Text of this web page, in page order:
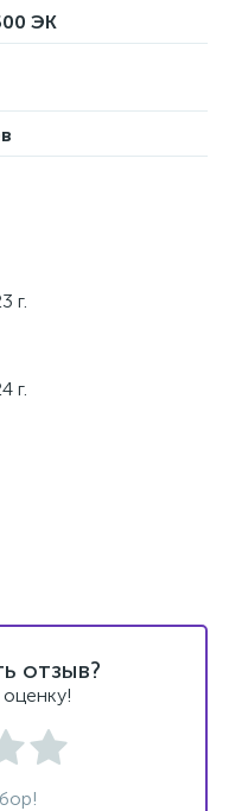
ЭК
г.
г.
отзыв?